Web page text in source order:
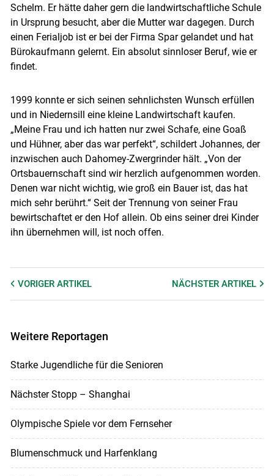
Schelm. Er hätte daher gern die landwirtschaftliche Schule
in Ursprung besucht, aber die Mutter war dagegen. Durch
einen Ferialjob ist er bei der Firma Spar gelandet und hat
Bürokaufmann gelernt. Ein absolut sinnloser Beruf, wie er
findet.
1999 konnte er sich seinen sehnlichsten Wunsch erfüllen
und in Niedernsill eine kleine Landwirtschaft kaufen.
„Meine Frau und ich hatten nur zwei Schafe, eine Goaß
und Hühner, aber das war perfekt“, schildert Johannes, der
inzwischen auch Dahomey-Zwergrinder hält. „Von der
Ortsbauernschaft sind wir herzlich aufgenommen worden.
Denen war nicht wichtig, wie groß ein Bauer ist, das hat
mich sehr berührt.“ Seit der Trennung von seiner Frau
bewirtschaftet er den Hof allein. Ob eins seiner drei Kinder
ihn übernehmen will, ist noch offen.
VORIGER ARTIKEL NÄCHSTERARTIKEL
Weitere Reportagen
Starke Jugendliche für die Senioren
Nächster Stopp – Shanghai
Olympische Spiele vor dem Fernseher
Blumenschmuck und Harfenklang